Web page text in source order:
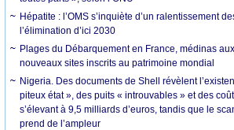
Hépatite : l’OMS s’inquiète d’un ralentissement
l’élimination d’ici 2030
Plages du Débarquement en France, médinas
nouveaux sites inscrits au patrimoine mondial
Nigeria. Des documents de Shell révèlent
piteux état », des puits « introuvables » et des
s’élevant à 9,5 milliards d’euros, tandis que le
prend de l’ampleur